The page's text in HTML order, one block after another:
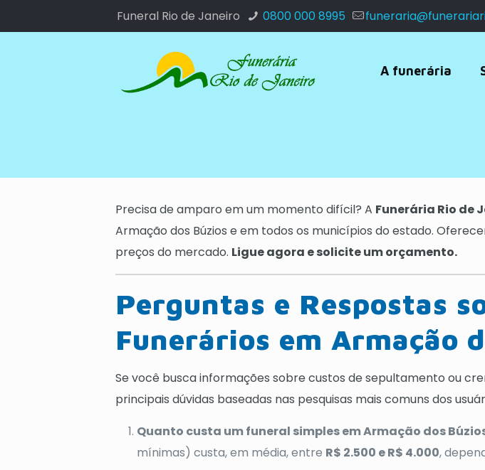
Funeral Rio de Janeiro 0800 000 8995
A funerária
Precisa de amparo em um momento difícil? A Funerária Rio de
Armação dos Búzios e em todos os municípios do estado.
preços do mercado. Ligue agora e solicite um orçamento.
Perguntas e Respostas
Funerários em Armação
Se você busca informações sobre custos de sepultamento ou
principais dúvidas baseadas nas pesquisas mais comuns dos
Quanto custa um funeral simples em Armação dos
mínimas) custa, em média, entre R$ 2.500 e R$ 4.000,